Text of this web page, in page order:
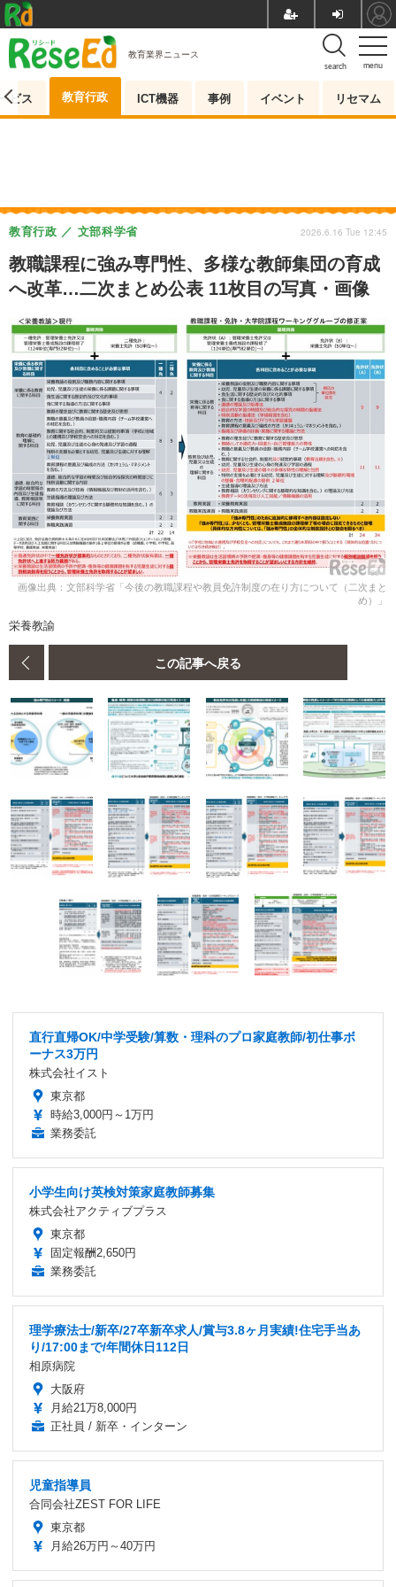
menu
search
教育業界ニュース
ビス 教育行政 ICT機器 事例 イベント リセマム
教職課程に強み専門性、多様な教師集団の育成
へ改革…二次まとめ公表 11枚目の写真・画像
教育行政 文部科学省 2026.6.16 Tue 12:45
画像出典：文部科学省「今後の教職課程や教員免許制度の在り方について（二次まと
め）」
栄養教諭
この記事へ戻る
直行直帰OK/中学受験/算数・理科のプロ家庭教師/初仕事ボ
ーナス3万円
株式会社イスト
東京都
時給3,000円～1万円
業務委託
小学生向け英検対策家庭教師募集
株式会社アクティブプラス
東京都
固定報酬2,650円
業務委託
理学療法士/新卒/27卒新卒求人/賞与3.8ヶ月実績!住宅手当あ
り/17:00まで/年間休日112日
相原病院
大阪府
月給21万8,000円
正社員 / 新卒・インターン
児童指導員
合同会社ZEST FOR LIFE
東京都
月給26万円～40万円